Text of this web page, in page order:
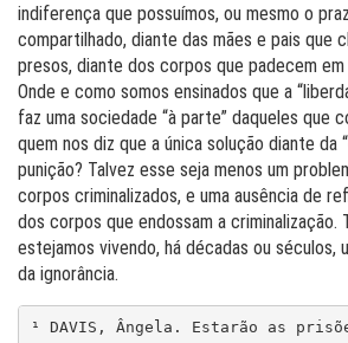
indiferença que possuímos, ou mesmo o
compartilhado, diante das mães e pais que
presos, diante dos corpos que padecem
Onde e como somos ensinados que a
faz uma sociedade “à parte” daqueles que
quem nos diz que a única solução diante da
punição? Talvez esse seja menos um
corpos criminalizados, e uma ausência de
dos corpos que endossam a criminalização.
estejamos vivendo, há décadas ou séculos,
da ignorância.
¹ DAVIS, Ângela. Estarão as